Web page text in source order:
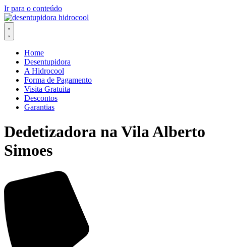
Ir para o conteúdo
Home
Desentupidora
A Hidrocool
Forma de Pagamento
Visita Gratuita
Descontos
Garantias
Dedetizadora na Vila Alberto
Simoes